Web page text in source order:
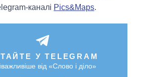
каналі Pics&Maps.
У TELEGRAM
від «Слово і діло»